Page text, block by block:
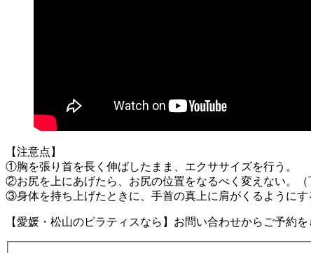
【注意点】
①胸を張り首を長く伸ばしたまま、エクササイズを行う。
②お尻を上にあげたら、お尻の位置をなるべく変えない。
③身体を持ち上げたときに、手首の真上に肩がくるようにす
【愛媛・松山のピラティスなら】お問い合わせからご予約を